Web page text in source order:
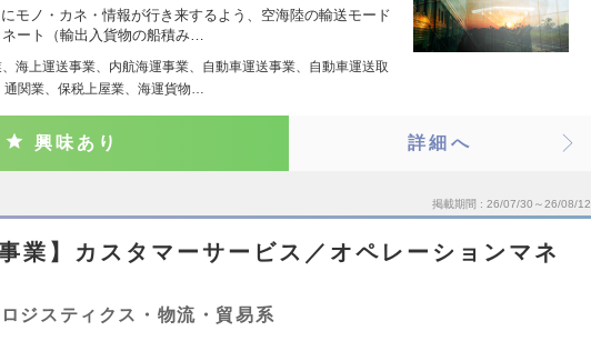
モノ・カネ・情報が行き来するよう、空海陸の輸送モード
ート（輸出入貨物の船積み…
海上運送事業、内航海運事業、自動車運送事業、自動車運送取
関業、保税上屋業、海運貨物…
興味あり 詳細へ
掲載期間 26/07/30～26/08/12
業】カスタマーサービス／オペレーションマネ
ジスティクス・物流・貿易系